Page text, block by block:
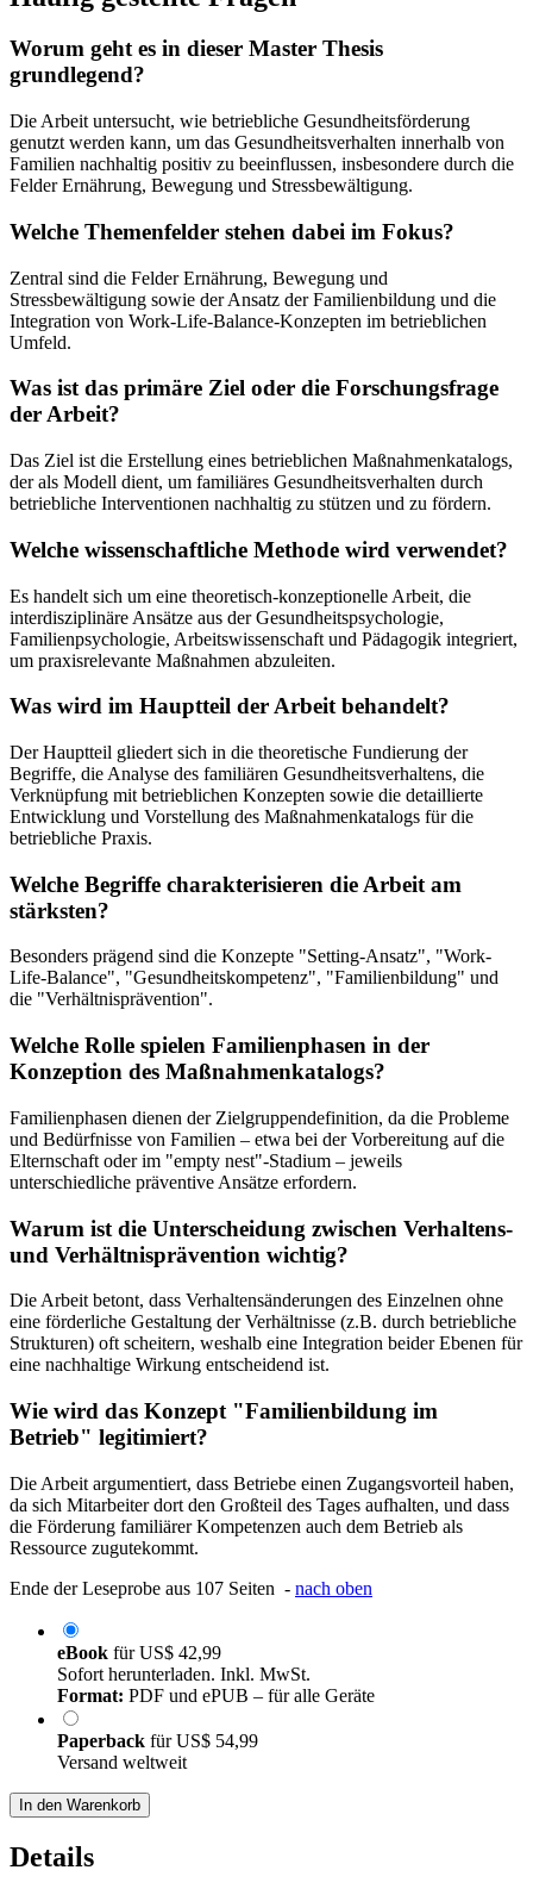
Worum geht es in dieser Master Thesis
grundlegend?
Die Arbeit untersucht, wie betriebliche Gesundheitsförderung
genutzt werden kann, um das Gesundheitsverhalten innerhalb von
Familien nachhaltig positiv zu beeinflussen, insbesondere durch die
Felder Ernährung, Bewegung und Stressbewältigung.
Welche Themenfelder stehen dabei im Fokus?
Zentral sind die Felder Ernährung, Bewegung und
Stressbewältigung sowie der Ansatz der Familienbildung und die
Integration von Work-Life-Balance-Konzepten im betrieblichen
Umfeld.
Was ist das primäre Ziel oder die Forschungsfrage
der Arbeit?
Das Ziel ist die Erstellung eines betrieblichen Maßnahmenkatalogs,
der als Modell dient, um familiäres Gesundheitsverhalten durch
betriebliche Interventionen nachhaltig zu stützen und zu fördern.
Welche wissenschaftliche Methode wird verwendet?
Es handelt sich um eine theoretisch-konzeptionelle Arbeit, die
interdisziplinäre Ansätze aus der Gesundheitspsychologie,
Familienpsychologie, Arbeitswissenschaft und Pädagogik integriert,
um praxisrelevante Maßnahmen abzuleiten.
Was wird im Hauptteil der Arbeit behandelt?
Der Hauptteil gliedert sich in die theoretische Fundierung der
Begriffe, die Analyse des familiären Gesundheitsverhaltens, die
Verknüpfung mit betrieblichen Konzepten sowie die detaillierte
Entwicklung und Vorstellung des Maßnahmenkatalogs für die
betriebliche Praxis.
Welche Begriffe charakterisieren die Arbeit am
stärksten?
Besonders prägend sind die Konzepte "Setting-Ansatz", "Work-
Life-Balance", "Gesundheitskompetenz", "Familienbildung" und
die "Verhältnisprävention".
Welche Rolle spielen Familienphasen in der
Konzeption des Maßnahmenkatalogs?
Familienphasen dienen der Zielgruppendefinition, da die Probleme
und Bedürfnisse von Familien – etwa bei der Vorbereitung auf die
Elternschaft oder im "empty nest"-Stadium – jeweils
unterschiedliche präventive Ansätze erfordern.
Warum ist die Unterscheidung zwischen Verhaltens-
und Verhältnisprävention wichtig?
Die Arbeit betont, dass Verhaltensänderungen des Einzelnen ohne
eine förderliche Gestaltung der Verhältnisse (z.B. durch betriebliche
Strukturen) oft scheitern, weshalb eine Integration beider Ebenen für
eine nachhaltige Wirkung entscheidend ist.
Wie wird das Konzept "Familienbildung im
Betrieb" legitimiert?
Die Arbeit argumentiert, dass Betriebe einen Zugangsvorteil haben,
da sich Mitarbeiter dort den Großteil des Tages aufhalten, und dass
die Förderung familiärer Kompetenzen auch dem Betrieb als
Ressource zugutekommt.
Ende der Leseprobe aus 107 Seiten - nach oben
eBook fürUS$ 42,99
Sofort herunterladen. Inkl. MwSt.
Format: PDF und ePUB – für alle Geräte
Paperback fürUS$ 54,99
Versand weltweit
In den Warenkorb
Details